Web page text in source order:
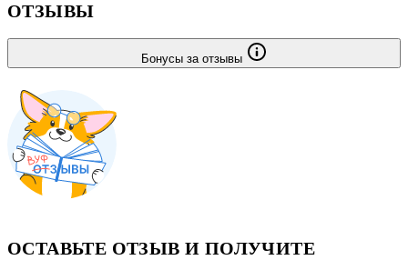
ОТЗЫВЫ
Бонусы за отзывы
ОСТАВЬТЕ ОТЗЫВ И ПОЛУЧИТЕ